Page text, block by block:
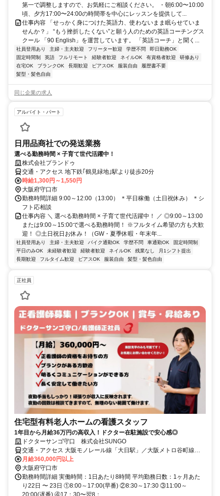
第一で調整しますので、お気軽にご相談ください。 ・朝6:00〜10:00
頃、夕方17:00〜24:00の時間帯を中心にレッスンを提供して...
仕事内容 「せっかく身につけた英語力、使わないまま眠らせていま
せんか？」 “もう挫折したくない”と願う人のための英語コーチングス
クール 「90 English」を運営しています。 「英語コーチ」と聞く...
社員登用あり 主婦・主夫歓迎 フリーター歓迎 学歴不問
即日勤務OK
固定時間制
英語 フルリモート 経験者歓迎 ネイルOK 有資格者歓迎
研修あり
在宅OK
ブランクOK 長期歓迎 ピアスOK 服装自由
履歴書不要
髪型・髪色自由
同じ企業の求人
アルバイト・パート
日用品商社での発送業務
選べる勤務時間 × 子育て世代活躍中！
株式会社プランドゥ
交通・アクセス 地下鉄｢鶴見緑地｣駅より徒歩20分
時給1,300円～1,550円
大阪府守口市
勤務時間詳細 9:00～12:00（13:00） ＊平日稼働（土日祝休み） ＊シ
フト応相談
仕事内容 ＼ 選べる勤務時間 × 子育て世代活躍中！ ／ ◎9:00～13:00
または9:00～15:00で選べる勤務時間！ ※フルタイム希望の方も大歓
迎！ ◎土日祝日お休み！（GW・夏季休暇・年末年...
社員登用あり 主婦・主夫歓迎 バイク通勤OK 学歴不問 車通勤OK
固定時間制
平日のみOK
未経験者歓迎 経験者歓迎 ネイルOK 残業なし
月1シフト提出
長期歓迎
フルタイム歓迎 ピアスOK 服装自由 髪型・髪色自由
正社員
住宅型有料老人ホームの看護スタッフ
1年目から月給36万円の高収入！ドクター在駐施設で安心感◎
ドクターサンゴ守口 株式会社SUNGO
交通・アクセス 大阪モノレール線「大日駅」／大阪メトロ谷町線
「大日駅」から徒歩13分
月給360,000円以上
大阪府守口市
勤務時間詳細 実働時間：1日あたり8時間 平均勤務日数：1ヶ月あた
り22日 〜 23日 ①8:00～17:00(早番) ②8:30～17:30 ③11:00～